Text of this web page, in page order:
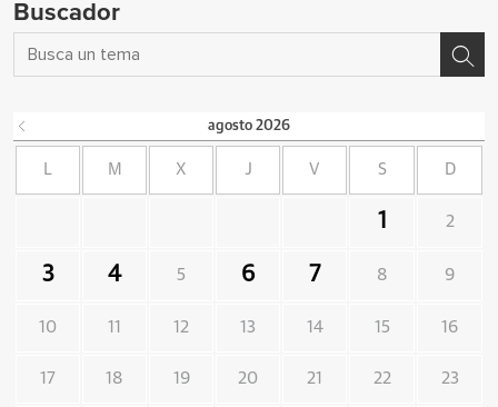
Buscador
agosto 2026
L M X J V S D
1 2
3 4 5 6 7 8 9
10 11 12 13 14 15 16
17 18 19 20 21 22 23